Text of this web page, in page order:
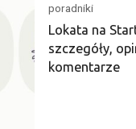
poradniki
Lokata na
szczegóły,
komentarze